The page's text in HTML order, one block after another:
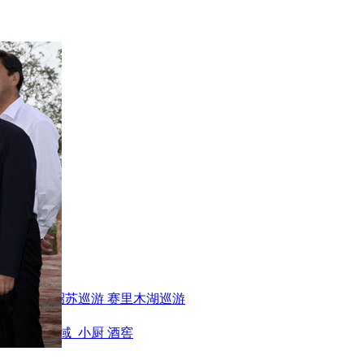
游 伊犁昭苏巡游 赛里木湖巡游
办公区域 小厨 酒窖